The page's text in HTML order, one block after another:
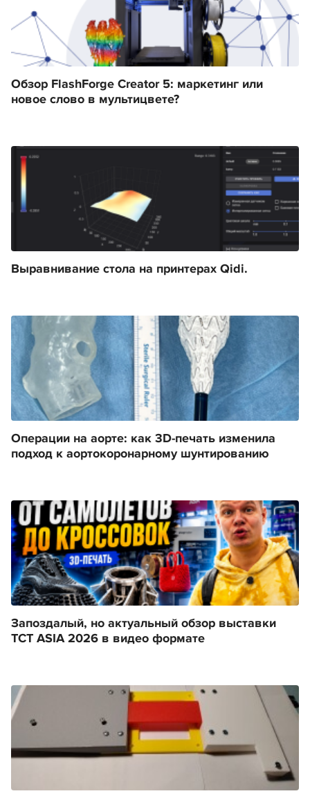
Обзор FlashForge Creator 5: маркетинг или
новое слово в мультицвете?
Выравнивание стола на принтерах Qidi.
Операции на аорте: как 3D-печать изменила
подход к аортокоронарному шунтированию
Запоздалый, но актуальный обзор выставки
TCT ASIA 2026 в видео формате